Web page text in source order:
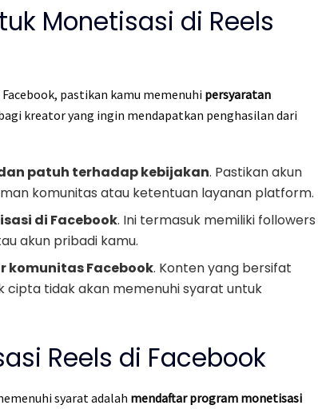
Monetisasi di Reels
pastikan kamu memenuhipersyaratan
kreator yang ingin mendapatkan penghasilan dari
patuh terhadap kebijakan. Pastikan akun
komunitas atau ketentuan layanan platform.
di Facebook. Ini termasuk memiliki followers
akun pribadi kamu.
komunitas Facebook. Konten yang bersifat
tidak akan memenuhi syarat untuk
Reels di Facebook
syarat adalah mendaftar program monetisasi